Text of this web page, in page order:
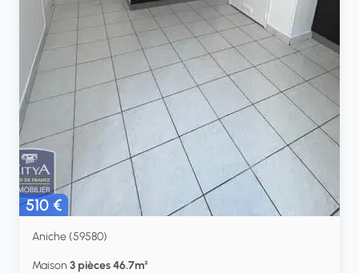
510 €
Aniche (59580)
Maison 3 pièces 46.7m²